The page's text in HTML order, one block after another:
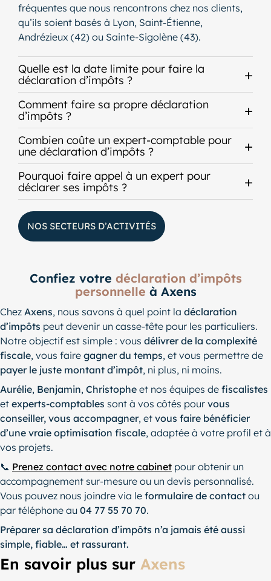
fréquentes que nous rencontrons chez nos clients,
qu’ils soient basés à Lyon, Saint-Étienne,
Andrézieux (42) ou Sainte-Sigolène (43).
Quelle est la date limite pour faire la
déclaration d’impôts ?
Comment faire sa propre déclaration
d’impôts ?
Combien coûte un expert-comptable pour
une déclaration d’impôts ?
Pourquoi faire appel à un expert pour
déclarer ses impôts ?
NOS SECTEURS D’ACTIVITÉS
Confiez votre déclaration d’impôts
personnelle à Axens
Chez Axens, nous savons à quel point la déclaration
d’impôts peut devenir un casse-tête pour les particuliers.
Notre objectif est simple : vous délivrer de la complexité
fiscale, vous faire gagner du temps, et vous permettre de
payer le juste montant d’impôt, ni plus, ni moins.
Aurélie, Benjamin, Christophe et nos équipes de fiscalistes
et experts-comptables sont à vos côtés pour vous
conseiller, vous accompagner, et vous faire bénéficier
d’une vraie optimisation fiscale, adaptée à votre profil et à
vos projets.
📞 Prenez contact avec notre cabinet pour obtenir un
accompagnement sur-mesure ou un devis personnalisé.
Vous pouvez nous joindre via le formulaire de contact ou
par téléphone au 04 77 55 70 70.
Préparer sa déclaration d’impôts n’a jamais été aussi
simple, fiable… et rassurant.
En savoir plus sur Axens